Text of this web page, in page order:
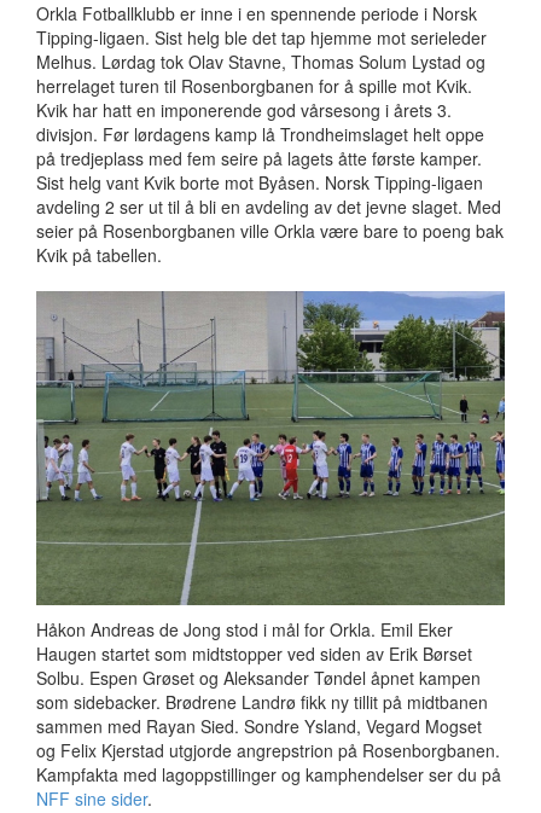
Orkla Fotballklubb er inne i en spennende periode i Norsk
Tipping-ligaen. Sist helg ble det tap hjemme mot serieleder
Melhus. Lørdag tok Olav Stavne, Thomas Solum Lystad og
herrelaget turen til Rosenborgbanen for å spille mot Kvik.
Kvik har hatt en imponerende god vårsesong i årets 3.
divisjon. Før lørdagens kamp lå Trondheimslaget helt oppe
på tredjeplass med fem seire på lagets åtte første kamper.
Sist helg vant Kvik borte mot Byåsen. Norsk Tipping-ligaen
avdeling 2 ser ut til å bli en avdeling av det jevne slaget. Med
seier på Rosenborgbanen ville Orkla være bare to poeng bak
Kvik på tabellen.
Håkon Andreas de Jong stod i mål for Orkla. Emil Eker
Haugen startet som midtstopper ved siden av Erik Børset
Solbu. Espen Grøset og Aleksander Tøndel åpnet kampen
som sidebacker. Brødrene Landrø fikk ny tillit på midtbanen
sammen med Rayan Sied. Sondre Ysland, Vegard Mogset
og Felix Kjerstad utgjorde angrepstrion på Rosenborgbanen.
Kampfakta med lagoppstillinger og kamphendelser ser du på
NFF sine sider.